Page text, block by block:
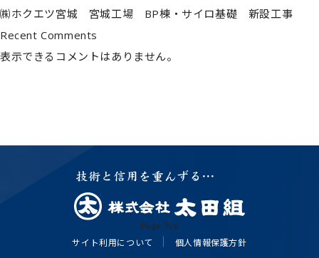
㈱ホクエツ宮城 宮城工場 BP棟・サイロ基礎 新設工事
Recent Comments
表示できるコメントはありません。
Page Top
サイト利用について 個人情報保護方針